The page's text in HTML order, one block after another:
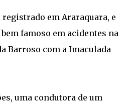
em Araraquara, e
famoso em acidentes na
Barroso com a Imaculada
uma condutora de um